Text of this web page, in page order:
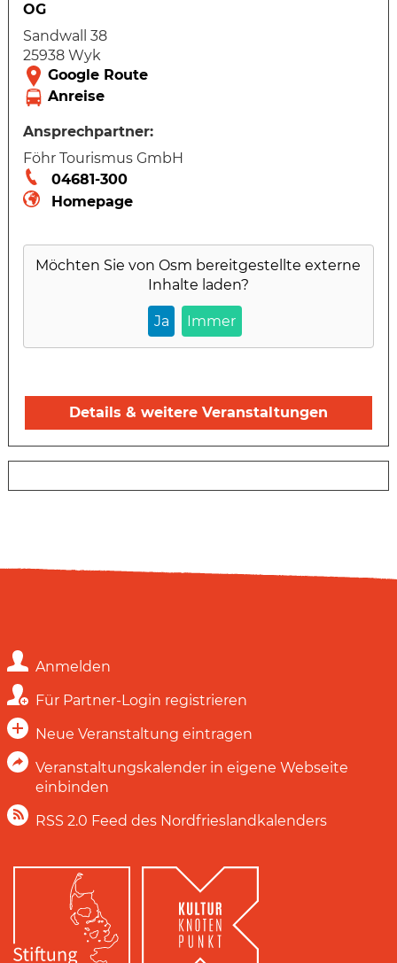
OG
Sandwall 38
25938 Wyk
Ansprechpartner:
Föhr Tourismus GmbH
04681-300
Homepage
Möchten Sie vonOsm bereitgestellte externe
Inhalte laden?
Ja Immer
Details & weitere Veranstaltungen
Anmelden
Für Partner-Login registrieren
Neue Veranstaltung eintragen
Veranstaltungskalender in eigene Webseite
einbinden
RSS 2.0 Feed des Nordfrieslandkalenders